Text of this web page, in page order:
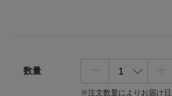
数量
※注文数量によりお届け日